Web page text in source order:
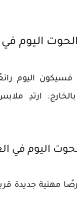
اليوم
فسيكون اليوم
ارتدِ
اليوم في
مهنية جديدة